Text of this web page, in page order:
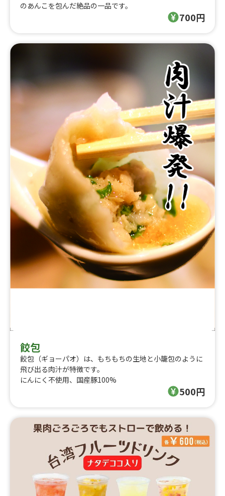
のあんこを包んだ絶品の一品です。
700円
餃包
餃包（ギョーパオ）は、もちもちの生地と小籠包のように
飛び出る肉汁が特徴です。
にんにく不使用、国産豚100%
500円